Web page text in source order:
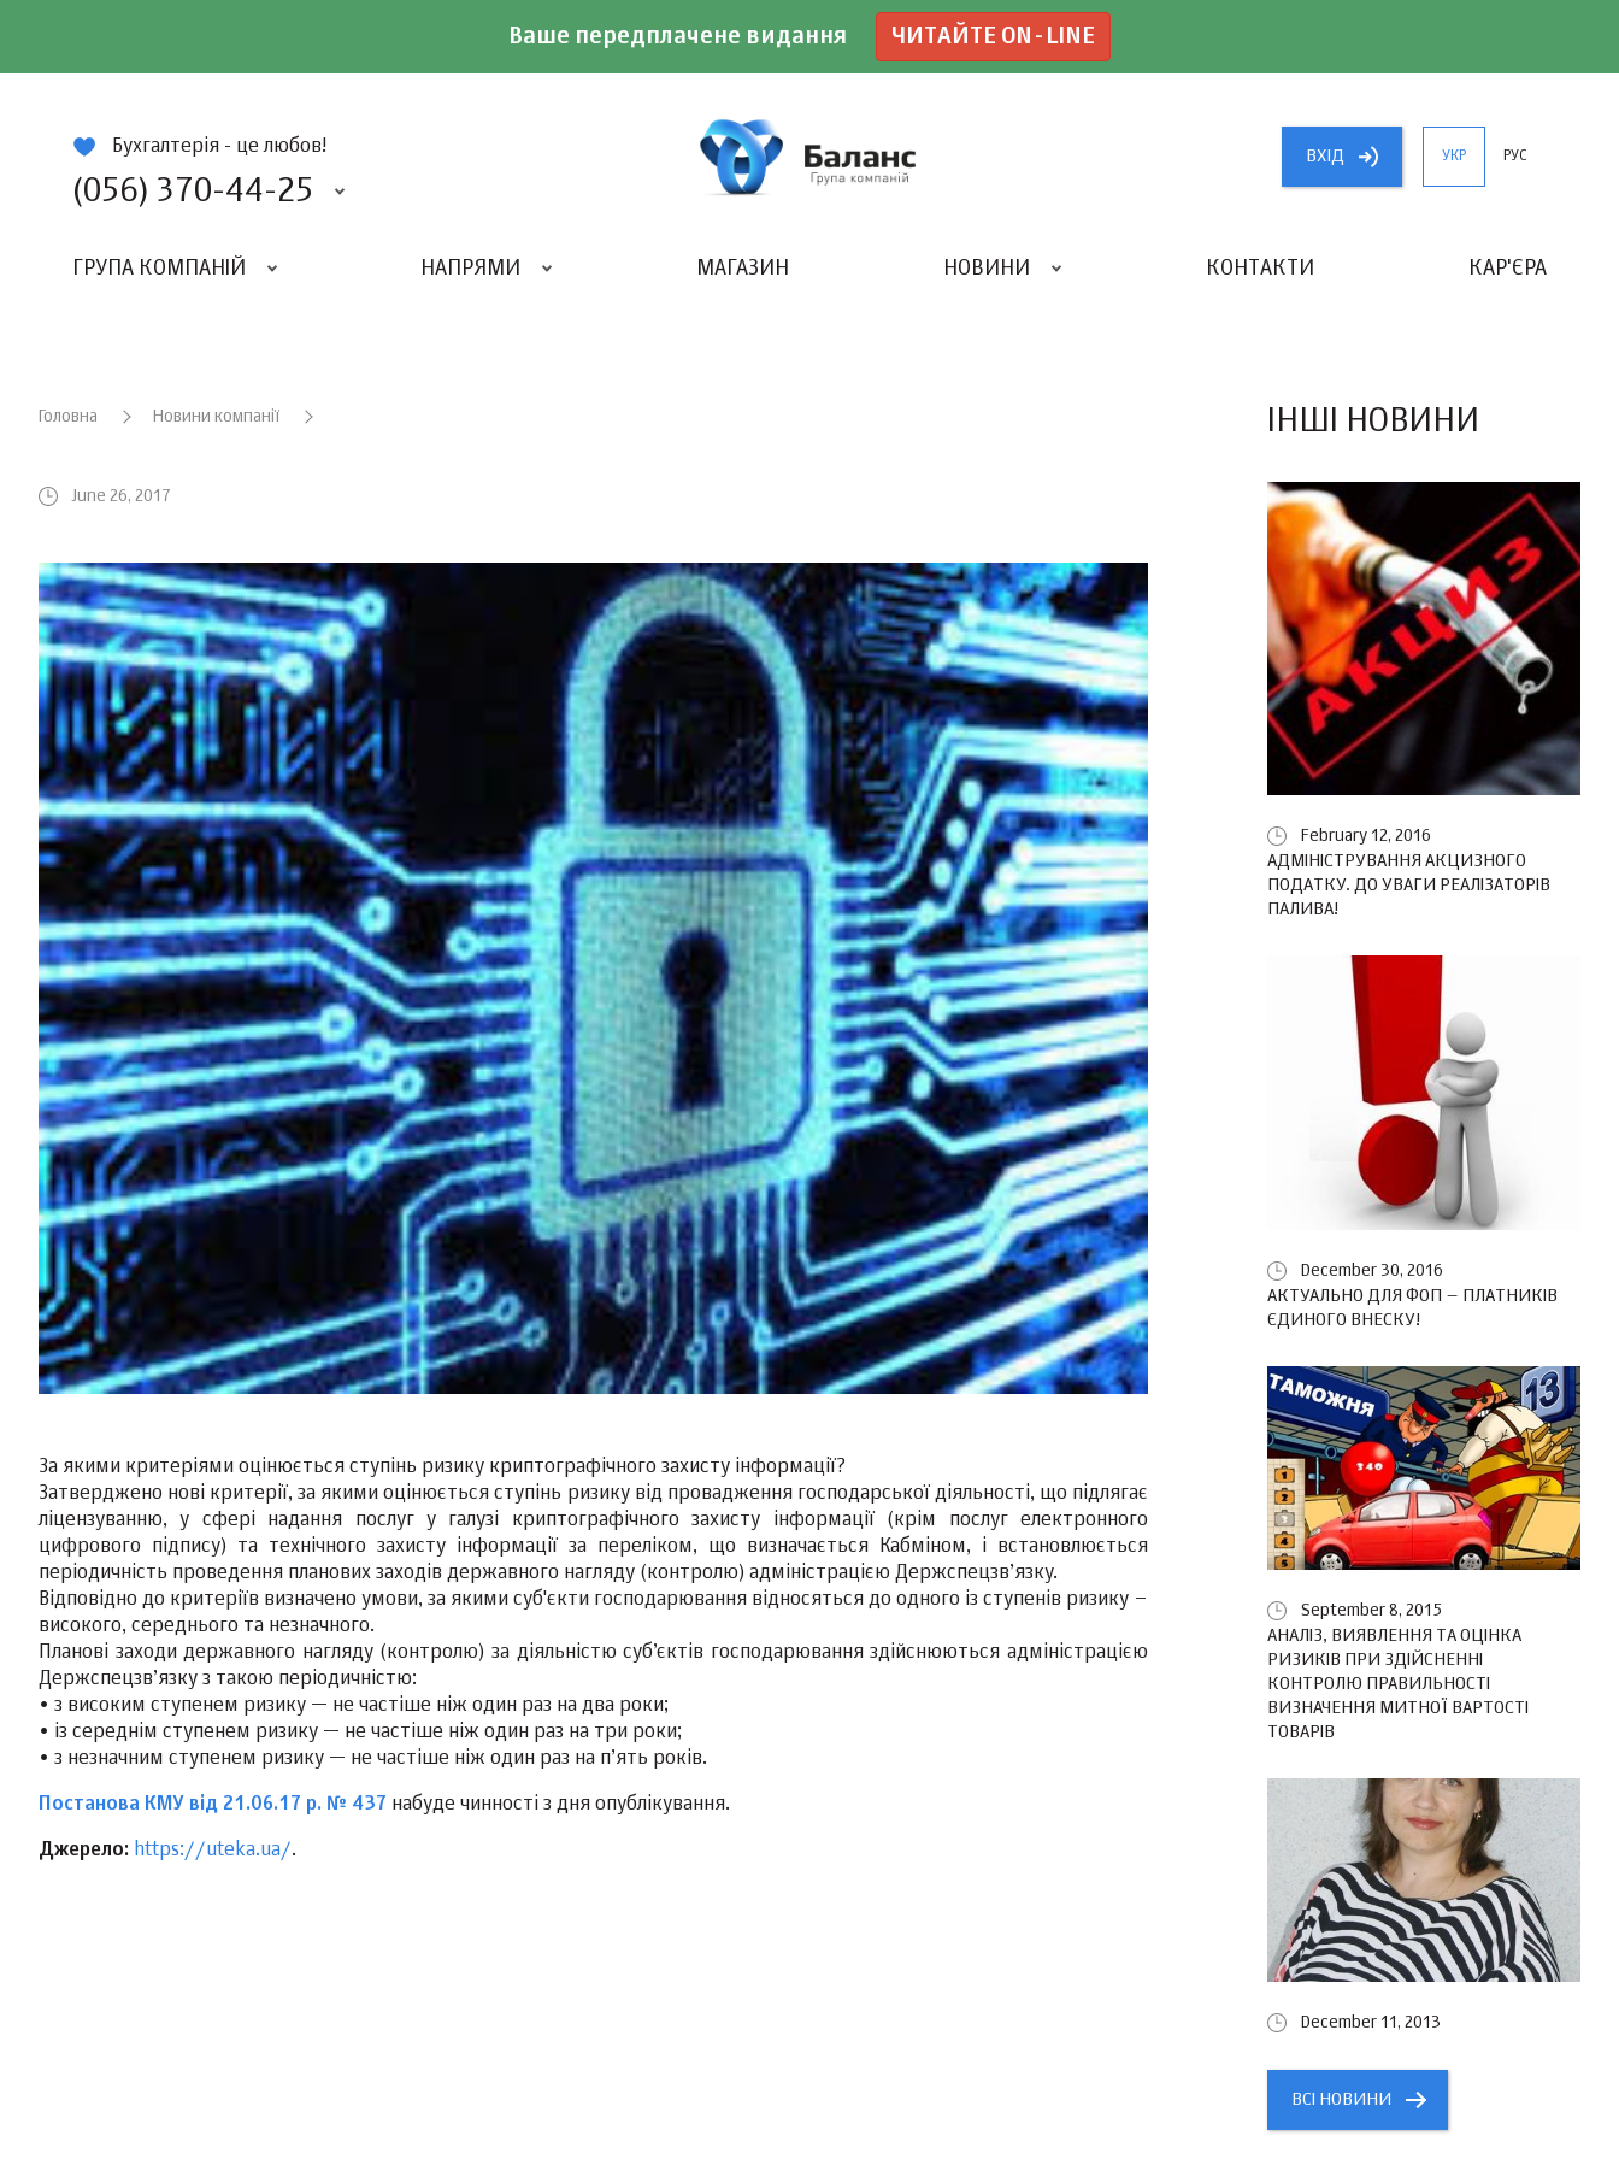
Ваше передплачене видання ЧИТАЙТЕ ON-LINE
Бухгалтерія - це любов!
(056) 370-44-25
ВХIД УКР РУС
ГРУПА КОМПАНІЙ НАПРЯМИ МАГАЗИН НОВИНИ КОНТАКТИ КАР'ЄРА
Головна Новини компанії
June 26, 2017
За якими критеріями оцінюється ступінь ризику криптографічного захисту інформації?
Затверджено нові критерії, за якими оцінюється ступінь ризику від провадження господарської діяльності, що підлягає
ліцензуванню, у сфері надання послуг у галузі криптографічного захисту інформації (крім послуг електронного
цифрового підпису) та технічного захисту інформації за переліком, що визначається Кабміном, і встановлюється
періодичність проведення планових заходів державного нагляду (контролю) адміністрацією Держспецзв’язку.
Відповідно до критеріїв визначено умови, за якими суб'єкти господарювання відносяться до одного із ступенів ризику –
високого, середнього та незначного.
Планові заходи державного нагляду (контролю) за діяльністю суб’єктів господарювання здійснюються адміністрацією
Держспецзв’язку з такою періодичністю:
• з високим ступенем ризику — не частіше ніж один раз на два роки;
• із середнім ступенем ризику — не частіше ніж один раз на три роки;
• з незначним ступенем ризику — не частіше ніж один раз на п’ять років.
Постанова КМУ від 21.06.17 р. № 437 набуде чинності з дня опублікування.
Джерело: https://uteka.ua/.
ІНШІ НОВИНИ
February 12, 2016
АДМІНІСТРУВАННЯ АКЦИЗНОГО
ПОДАТКУ. ДО УВАГИ РЕАЛІЗАТОРІВ
ПАЛИВА!
December 30, 2016
АКТУАЛЬНО ДЛЯ ФОП – ПЛАТНИКІВ
ЄДИНОГО ВНЕСКУ!
September 8, 2015
АНАЛІЗ, ВИЯВЛЕННЯ ТА ОЦІНКА
РИЗИКІВ ПРИ ЗДІЙСНЕННІ
КОНТРОЛЮ ПРАВИЛЬНОСТІ
ВИЗНАЧЕННЯ МИТНОЇ ВАРТОСТІ
ТОВАРІВ
December 11, 2013
ВСІ НОВИНИ